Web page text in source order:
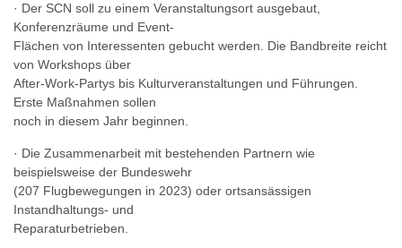
· Der SCN soll zu einem Veranstaltungsort ausgebaut,
Konferenzräume und Event-
Flächen von Interessenten gebucht werden. Die Bandbreite reicht
von Workshops über
After-Work-Partys bis Kulturveranstaltungen und Führungen.
Erste Maßnahmen sollen
noch in diesem Jahr beginnen.
· Die Zusammenarbeit mit bestehenden Partnern wie
beispielsweise der Bundeswehr
(207 Flugbewegungen in 2023) oder ortsansässigen
Instandhaltungs- und
Reparaturbetrieben.